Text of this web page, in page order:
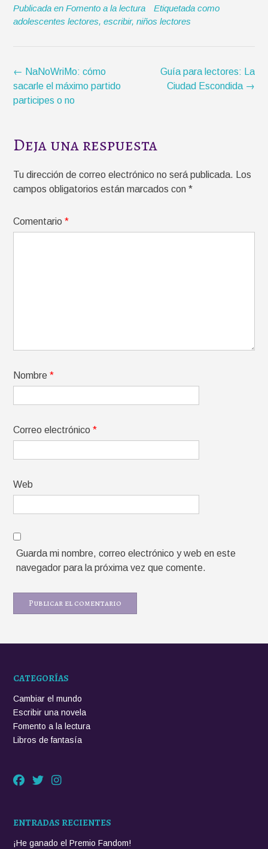
t
t
e
b
k
l
t
s
p
p
a
r
Publicada en Fomento a la lectura
Etiquetada como
adolescentes lectores, escribir, niños lectores
Navegación
de
la
Guía para lectores: La
Ciudad Escondida →
← NaNoWriMo: cómo
sacarle el máximo partido
participes o no
Deja una respuesta
Tu dirección de correo electrónico no será publicada.
Los
campos obligatorios están marcados con *
Comentario *
Nombre *
Correo electrónico *
Web
Guarda mi nombre, correo electrónico y web en este
navegador para la próxima vez que comente.
CATEGORÍAS
Cambiar el mundo
Escribir una novela
Fomento a la lectura
Libros de fantasía
ENTRADAS RECIENTES
¡He ganado el Premio Fandom!